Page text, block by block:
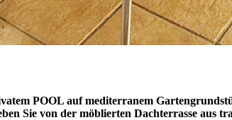
POOL auf mediterranem
Sie von der möblierten Dachterrasse aus